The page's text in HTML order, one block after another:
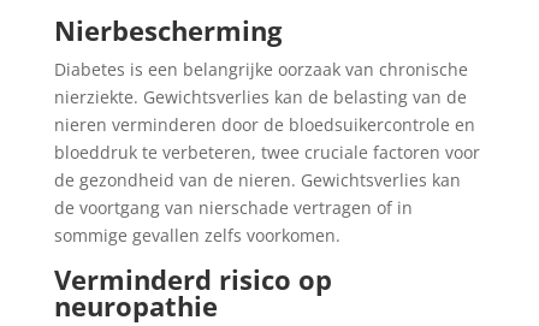
Nierbescherming
Diabetes is een belangrijke oorzaak van chronische
nierziekte. Gewichtsverlies kan de belasting van de
nieren verminderen door de bloedsuikercontrole en
bloeddruk te verbeteren, twee cruciale factoren voor
de gezondheid van de nieren. Gewichtsverlies kan
de voortgang van nierschade vertragen of in
sommige gevallen zelfs voorkomen.
Verminderd risico op
neuropathie